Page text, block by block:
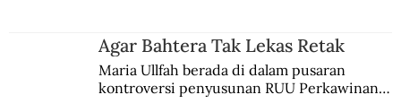
Agar Bahtera Tak Lekas Retak
Maria Ullfah berada di dalam pusaran
kontroversi penyusunan RUU Perkawinan.